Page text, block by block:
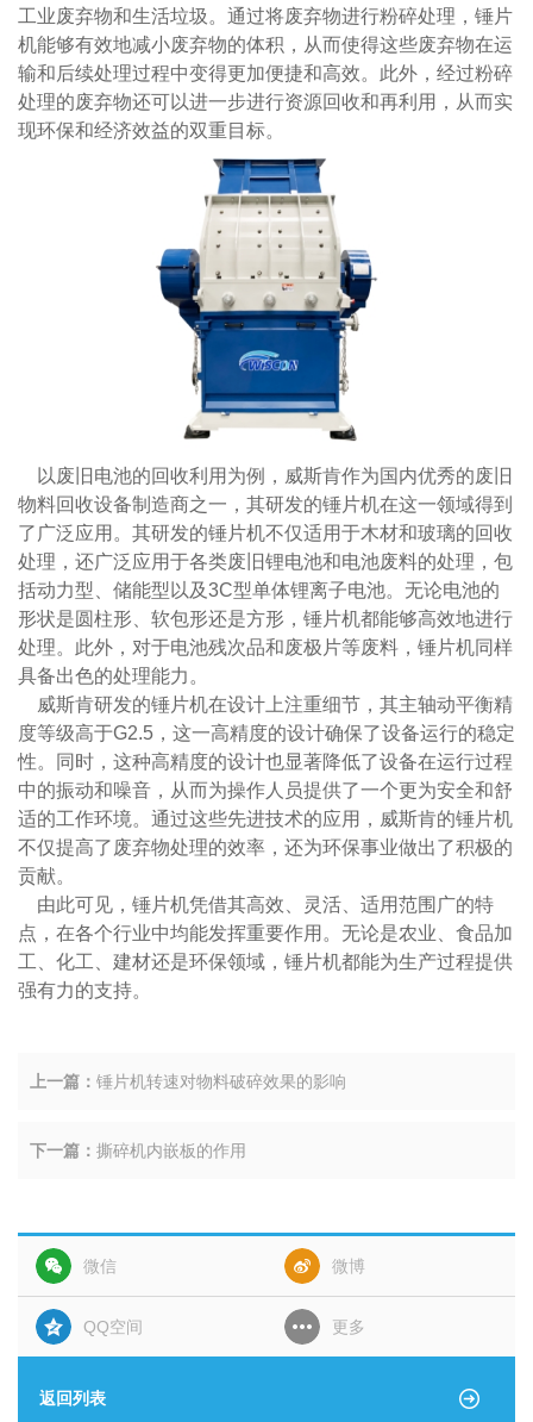
工业废弃物和生活垃圾。通过将废弃物进行粉碎处理，锤片
机能够有效地减小废弃物的体积，从而使得这些废弃物在运
输和后续处理过程中变得更加便捷和高效。此外，经过粉碎
处理的废弃物还可以进一步进行资源回收和再利用，从而实
现环保和经济效益的双重目标。
以废旧电池的回收利用为例，威斯肯作为国内优秀的废旧
物料回收设备制造商之一，其研发的锤片机在这一领域得到
了广泛应用。其研发的锤片机不仅适用于木材和玻璃的回收
处理，还广泛应用于各类废旧锂电池和电池废料的处理，包
括动力型、储能型以及3C型单体锂离子电池。无论电池的
形状是圆柱形、软包形还是方形，锤片机都能够高效地进行
处理。此外，对于电池残次品和废极片等废料，锤片机同样
具备出色的处理能力。
威斯肯研发的锤片机在设计上注重细节，其主轴动平衡精
度等级高于G2.5，这一高精度的设计确保了设备运行的稳定
性。同时，这种高精度的设计也显著降低了设备在运行过程
中的振动和噪音，从而为操作人员提供了一个更为安全和舒
适的工作环境。通过这些先进技术的应用，威斯肯的锤片机
不仅提高了废弃物处理的效率，还为环保事业做出了积极的
贡献。
由此可见，锤片机凭借其高效、灵活、适用范围广的特
点，在各个行业中均能发挥重要作用。无论是农业、食品加
工、化工、建材还是环保领域，锤片机都能为生产过程提供
强有力的支持。
上一篇： 锤片机转速对物料破碎效果的影响
下一篇： 撕碎机内嵌板的作用
微信 微博
QQ空间 更多
返回列表